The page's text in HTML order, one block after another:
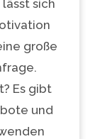
sich
große
Es gibt
und